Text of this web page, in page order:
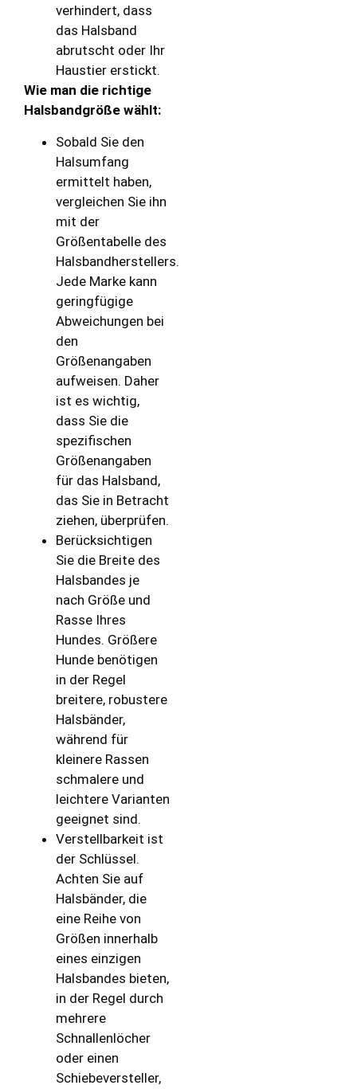
verhindert, dass
das Halsband
abrutscht oder Ihr
Haustier erstickt.
Wie man die richtige
Halsbandgröße wählt:
Sobald Sie den
Halsumfang
ermittelt haben,
vergleichen Sie ihn
mit der
Größentabelle des
Halsbandherstellers.
Jede Marke kann
geringfügige
Abweichungen bei
den
Größenangaben
aufweisen. Daher
ist es wichtig,
dass Sie die
spezifischen
Größenangaben
für das Halsband,
das Sie in Betracht
ziehen, überprüfen.
Berücksichtigen
Sie die Breite des
Halsbandes je
nach Größe und
Rasse Ihres
Hundes. Größere
Hunde benötigen
in der Regel
breitere, robustere
Halsbänder,
während für
kleinere Rassen
schmalere und
leichtere Varianten
geeignet sind.
Verstellbarkeit ist
der Schlüssel.
Achten Sie auf
Halsbänder, die
eine Reihe von
Größen innerhalb
eines einzigen
Halsbandes bieten,
in der Regel durch
mehrere
Schnallenlöcher
oder einen
Schiebeversteller,